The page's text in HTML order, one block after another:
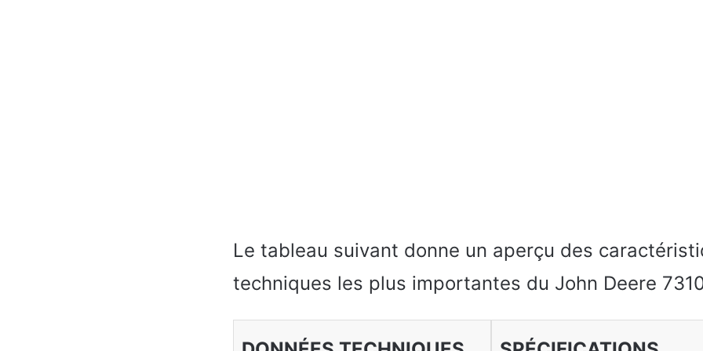
Le tableau suivant donne un aperçu des
techniques les plus importantes du John Deere